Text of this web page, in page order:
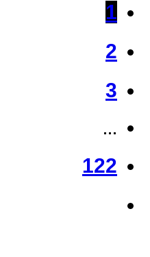
1
2
3
...
122